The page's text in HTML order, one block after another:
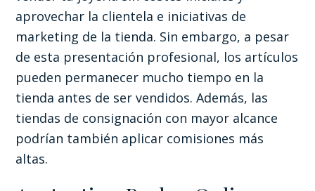
aprovechar la clientela e iniciativas de
marketing de la tienda. Sin embargo, a pesar
de esta presentación profesional, los artículos
pueden permanecer mucho tiempo en la
tienda antes de ser vendidos. Además, las
tiendas de consignación con mayor alcance
podrían también aplicar comisiones más
altas.